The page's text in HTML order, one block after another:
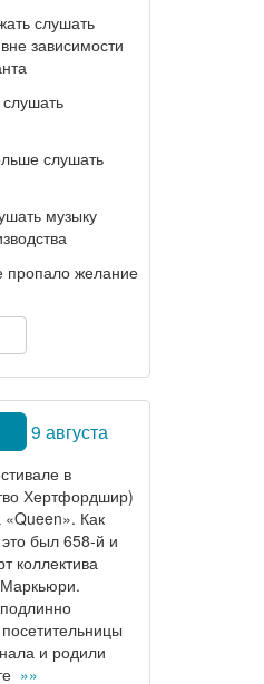
слушать
зависимости
слушать
музыку
желание
9 августа
в
Хертфордшир)
«Queen». Как
был 658-й и
коллектива
и родили
»»